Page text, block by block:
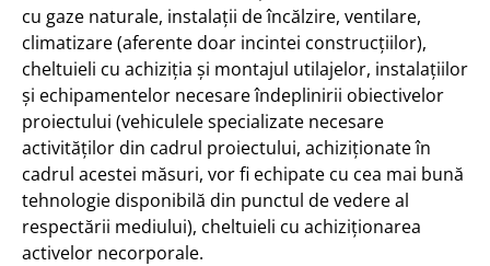
cu gaze naturale, instalaţii de încălzire, ventilare,
climatizare (aferente doar incintei construcţiilor),
cheltuieli cu achiziţia şi montajul utilajelor, instalaţiilor
şi echipamentelor necesare îndeplinirii obiectivelor
proiectului (vehiculele specializate necesare
activităților din cadrul proiectului, achiziţionate în
cadrul acestei măsuri, vor fi echipate cu cea mai bună
tehnologie disponibilă din punctul de vedere al
respectării mediului), cheltuieli cu achiziţionarea
activelor necorporale.